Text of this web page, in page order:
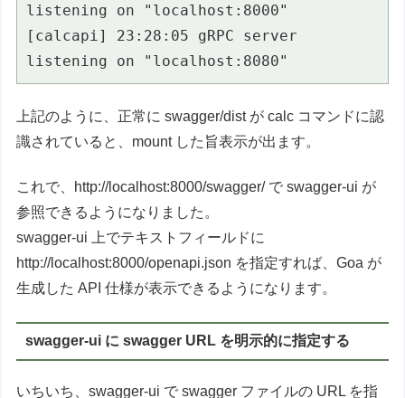
listening on "localhost:8000"
[calcapi] 23:28:05 gRPC server
listening on "localhost:8080"
上記のように、正常に swagger/dist が calc コマンドに認
識されていると、mount した旨表示が出ます。
これで、http://localhost:8000/swagger/ で swagger-ui が
参照できるようになりました。
swagger-ui 上でテキストフィールドに
http://localhost:8000/openapi.json を指定すれば、Goa が
生成した API 仕様が表示できるようになります。
swagger-ui に swagger URL を明示的に指定する
いちいち、swagger-ui で swagger ファイルの URL を指